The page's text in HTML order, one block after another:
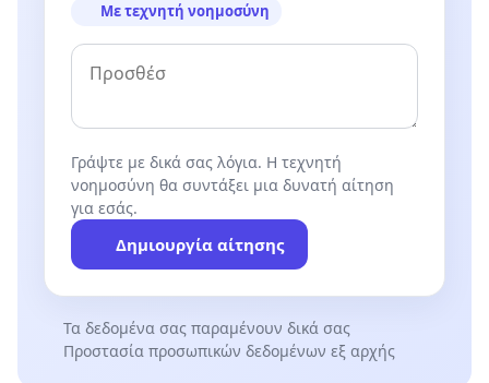
Με τεχνητή νοημοσύνη
Γράψτε με δικά σας λόγια. Η τεχνητή
νοημοσύνη θα συντάξει μια δυνατή αίτηση
για εσάς.
Δημιουργία αίτησης
Τα δεδομένα σας παραμένουν δικά σας
Προστασία προσωπικών δεδομένων εξ αρχής